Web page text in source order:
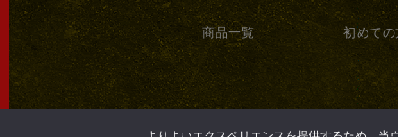
商品一覧 初めて